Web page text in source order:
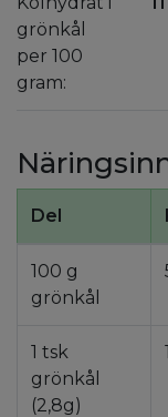
grönkål
per 100
gram:
Del
100 g
grönkål
1 tsk
grönkål
(2,8g)